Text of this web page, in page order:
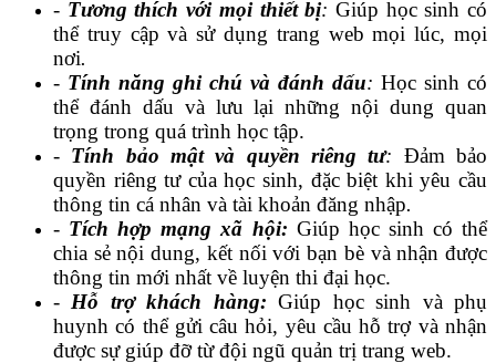
- Tương thích với mọi thiết bị: Giúp học sinh có
thể truy cập và sử dụng trang web mọi lúc, mọi
nơi.
- Tính năng ghi chú và đánh dấu: Học sinh có
thể đánh dấu và lưu lại những nội dung quan
trọng trong quá trình học tập.
- Tính bảo mật và quyền riêng tư: Đảm bảo
quyền riêng tư của học sinh, đặc biệt khi yêu cầu
thông tin cá nhân và tài khoản đăng nhập.
- Tích hợp mạng xã hội: Giúp học sinh có thể
chia sẻ nội dung, kết nối với bạn bè và nhận được
thông tin mới nhất về luyện thi đại học.
- Hỗ trợ khách hàng: Giúp học sinh và phụ
huynh có thể gửi câu hỏi, yêu cầu hỗ trợ và nhận
được sự giúp đỡ từ đội ngũ quản trị trang web.